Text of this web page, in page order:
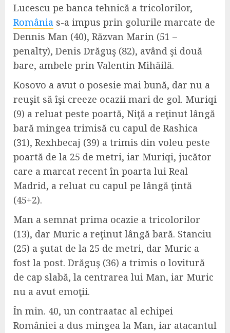
Lucescu pe banca tehnică a tricolorilor,
România s-a impus prin golurile marcate de
Dennis Man (40), Răzvan Marin (51 –
penalty), Denis Drăguş (82), având şi două
bare, ambele prin Valentin Mihăilă.
Kosovo a avut o posesie mai bună, dar nu a
reuşit să îşi creeze ocazii mari de gol. Muriqi
(9) a reluat peste poartă, Niţă a reţinut lângă
bară mingea trimisă cu capul de Rashica
(31), Rexhbecaj (39) a trimis din voleu peste
poartă de la 25 de metri, iar Muriqi, jucător
care a marcat recent în poarta lui Real
Madrid, a reluat cu capul pe lângă ţintă
(45+2).
Man a semnat prima ocazie a tricolorilor
(13), dar Muric a reţinut lângă bară. Stanciu
(25) a şutat de la 25 de metri, dar Muric a
fost la post. Drăguş (36) a trimis o lovitură
de cap slabă, la centrarea lui Man, iar Muric
nu a avut emoţii.
În min. 40, un contraatac al echipei
României a dus mingea la Man, iar atacantul